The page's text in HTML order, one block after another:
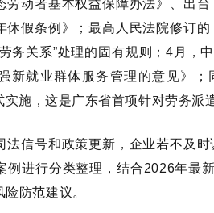
劳动者基本权益保障办法》、出
假条例》； 最高人民法院修订
劳务关系”处理的固有规则； 4 月，
新就业群体服务管理的意见》
实施，这是广东省首项针对劳务派
法信号和政策更新，企业若不及
例进行分类整理，结合2026年最
防范建议。